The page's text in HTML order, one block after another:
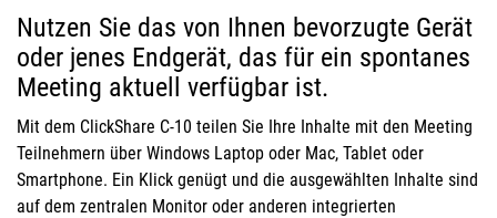
Nutzen Sie das von Ihnen bevorzugte Gerät
oder jenes Endgerät, das für ein spontanes
Meeting aktuell verfügbar ist.
Mit dem ClickShare C-10 teilen Sie Ihre Inhalte mit den Meeting
Teilnehmern über Windows Laptop oder Mac, Tablet oder
Smartphone. Ein Klick genügt und die ausgewählten Inhalte sind
auf dem zentralen Monitor oder anderen integrierten